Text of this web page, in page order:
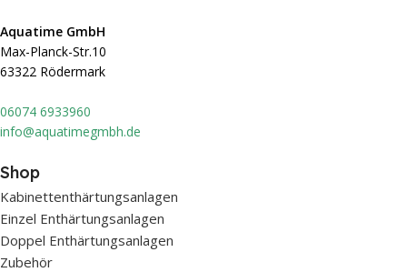
Aquatime GmbH
Max-Planck-Str.10
63322 Rödermark
06074 6933960
info@aquatimegmbh.de
Shop
Kabinettenthärtungsanlagen
Einzel Enthärtungsanlagen
Doppel Enthärtungsanlagen
Zubehör